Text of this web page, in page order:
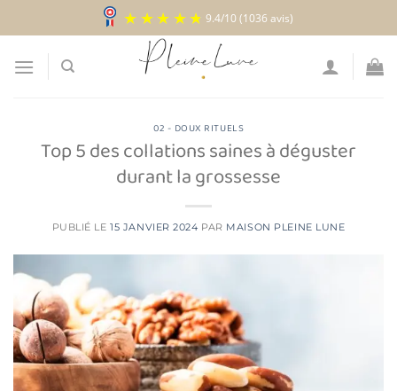
au
contenu
9.4/10(1036 avis)
02 - DOUX RITUELS
Top 5 des collations saines à déguster
durant la grossesse
PUBLIÉ LE15 JANVIER 2024 PAR MAISON PLEINE LUNE